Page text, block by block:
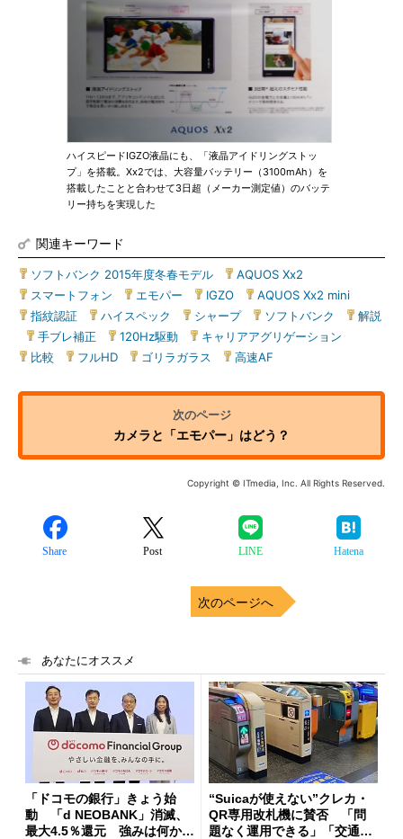
ハイスピードIGZO液晶にも、「液晶アイドリングストッ
プ」を搭載。Xx2では、大容量バッテリー（3100mAh）を
搭載したことと合わせて3日超（メーカー測定値）のバッテ
リー持ちを実現した
関連キーワード
ソフトバンク 2015年度冬春モデル AQUOS Xx2
スマートフォン
エモパー IGZO AQUOS Xx2 mini
指紋認証
ハイスペック シャープ| ソフトバンク
解説
手ブレ補正 120Hz駆動 キャリアアグリゲーション
比較
フルHD ゴリラガラス 高速AF
カメラと「エモパー」はどう？
Copyright © ITmedia, Inc. All Rights Reserved.
Share Post LINE Hatena
次のページへ
あなたにオススメ
「ドコモの銀行」きょう始
動 「d NEOBANK」消滅、
最大4.5％還元 強みは何か解
“Suicaが使えない”クレカ・
QR専用改札機に賛否 「問
題なく運用できる」「交通系I